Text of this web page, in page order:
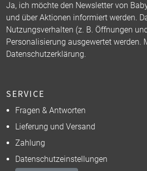
Ja, ich möchte den Newsletter von
und über Aktionen informiert werden.
Nutzungsverhalten (z. B. Öffnungen
Personalisierung ausgewertet werden.
Datenschutzerklärung.
SERVICE
Fragen & Antworten
Lieferung und Versand
Zahlung
Datenschutzeinstellungen